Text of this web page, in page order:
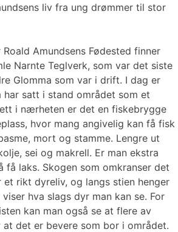
liv fra ung drømmer til stor
Amundsens Fødested finner
Narnte Teglverk, som var det siste
Glomma som var i drift. I dag er
satt i stand området som et
i nærheten er det en fiskebrygge
hvor mang angivelig kan få fisk
mort og stamme. Lengre ut
sei og makrell. Er man ekstra
få laks. Skogen som omkranser det
rikt dyreliv, og langs stien henger
hva slags dyr man kan se. For
kan man også se at flere av
det er bevere som bor i området.